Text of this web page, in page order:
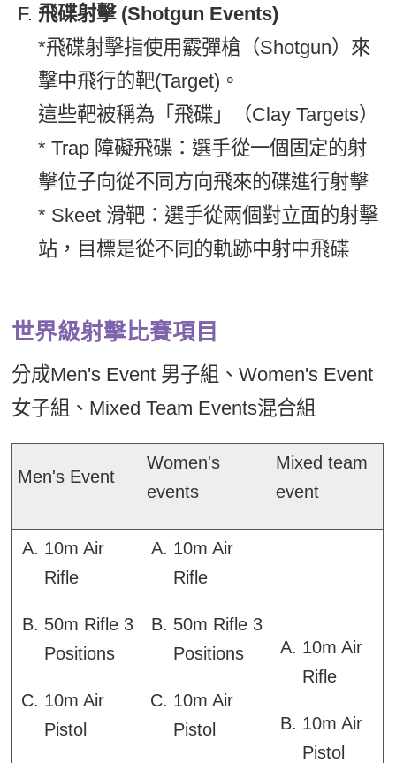
飛碟射擊 (Shotgun Events)
*飛碟射擊指使用霰彈槍（Shotgun）來
擊中飛行的靶(Target)。
這些靶被稱為「飛碟」（Clay Targets）
* Trap 障礙飛碟：選手從一個固定的射
擊位子向從不同方向飛來的碟進行射擊
* Skeet 滑靶：選手從兩個對立面的射擊
站，目標是從不同的軌跡中射中飛碟
世界級射擊比賽項目
分成Men's Event 男子組、Women's Event
女子組、Mixed Team Events混合組
Men's Event
Women's
events
Mixed team
event
10m Air
Rifle
50m Rifle 3
Positions
10m Air
Pistol
10m Air
Rifle
50m Rifle 3
Positions
10m Air
Pistol
10m Air
Rifle
10m Air
Pistol